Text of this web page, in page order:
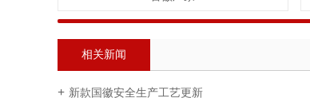
相关新闻
新款国徽安全生产工艺更新